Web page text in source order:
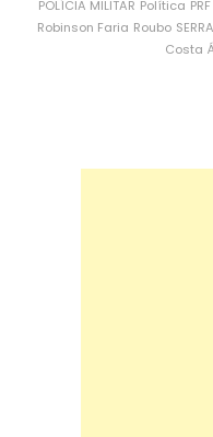
POLÍCIA MILITAR Política PRF
Robinson Faria Roubo
Costa